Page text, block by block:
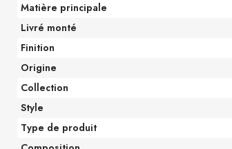
Matière principale
Livré monté
Finition
Origine
Collection
Style
Type de produit